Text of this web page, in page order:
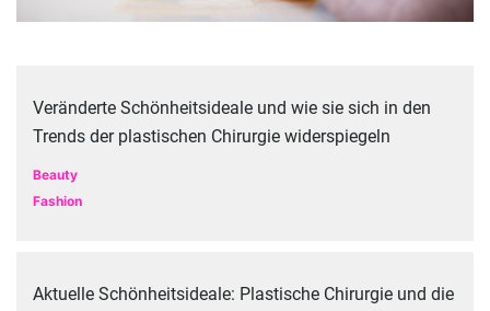
Veränderte Schönheitsideale und wie sie sich in den
Trends der plastischen Chirurgie widerspiegeln
Beauty
Fashion
Aktuelle Schönheitsideale: Plastische Chirurgie und die